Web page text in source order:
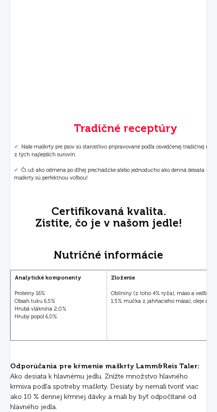
Tradičné receptúry
✔ Naše maškrty pre psov sú starostlivo pripravované podľa osvedčenej tradičnej
z tých najlepších surovín.
✔ Či už ako odmena po dlhej prechádzke alebo jednoducho ako denná desiata –
maškrty sú perfektnou voľbou!
Certifikovaná kvalita.
Zistite, čo je v našom jedle!
Nutričné informácie
Analytické komponenty
Proteíny 16%
Obsah tuku 6,5%
Hrubá vláknina 2,0%
Hrubý popol 6,0%
Zloženie
Obilniny (z toho 4% ryža), mäso a
1,5% múčka z jahňacieho mäsa), oleje a
Odporúčania pre kŕmenie maškrty Lamm&Reis Taler:
Ako desiata k hlavnému jedlu. Znížte množstvo hlavného
krmiva podľa spotreby maškrty. Desiaty by nemali tvoriť viac
ako 10 % dennej kŕmnej dávky a mali by byť odpočítané od
hlavného jedla.